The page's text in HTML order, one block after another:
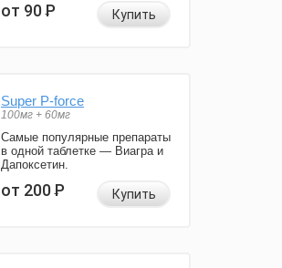
от 90Р Купить
Super P-force
100мг + 60мг
Самые популярные препараты
в одной таблетке — Виагра и
Дапоксетин.
от 200Р Купить